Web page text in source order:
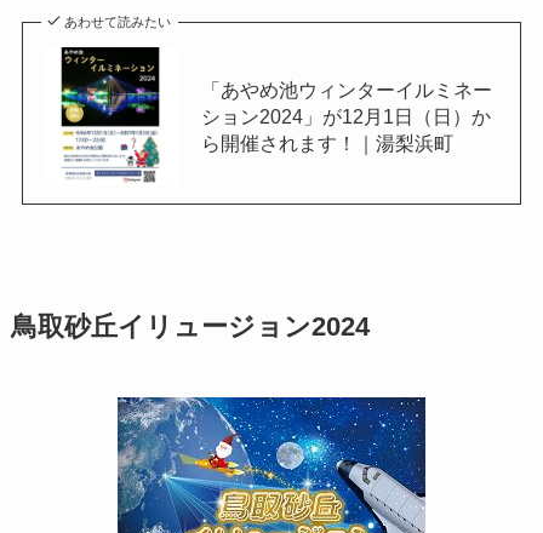
あわせて読みたい
「あやめ池ウィンターイルミネー
ション2024」が12月1日（日）か
ら開催されます！｜湯梨浜町
鳥取砂丘イリュージョン2024